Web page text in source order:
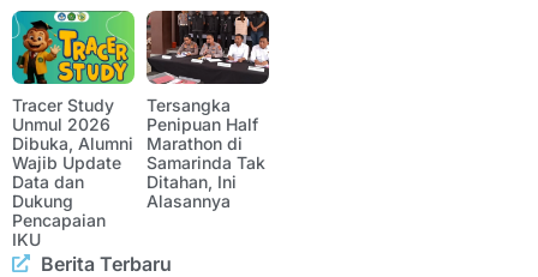
Tracer Study
Unmul 2026
Dibuka, Alumni
Wajib Update
Data dan
Dukung
Pencapaian
IKU
Tersangka
Penipuan Half
Marathon di
Samarinda Tak
Ditahan, Ini
Alasannya
Berita Terbaru